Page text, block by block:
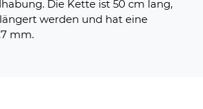
Die Kette ist 50 cm lang,
werden und hat eine
mm.